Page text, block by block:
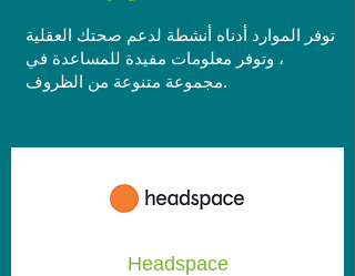
توفر الموارد أدناه أنشطة لدعم صحتك العقلية
، وتوفر معلومات مفيدة للمساعدة في
مجموعة متنوعة من الظروف.
Headspace